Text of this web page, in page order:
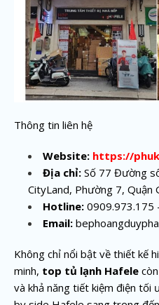
Thông tin liên hệ
Website: https://
Địa chỉ: Số 77 Đường
CityLand, Phường 7, Quận
Hotline: 0909.973.175
Email:
Không chỉ nổi bật về thiết kế
minh, top tủ lạnh Hafele
và khả năng tiết kiệm điện tối